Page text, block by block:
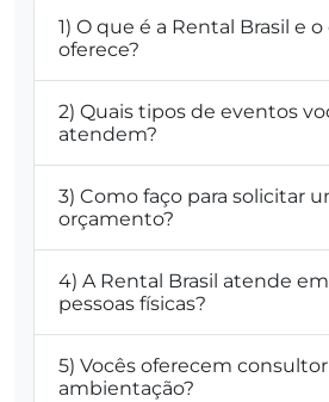
1) O que é a Rental Brasil e
oferece?
2) Quais tipos de eventos
atendem?
3) Como faço para solicitar
orçamento?
4) A Rental Brasil atende
pessoas físicas?
5) Vocês oferecem
ambientação?